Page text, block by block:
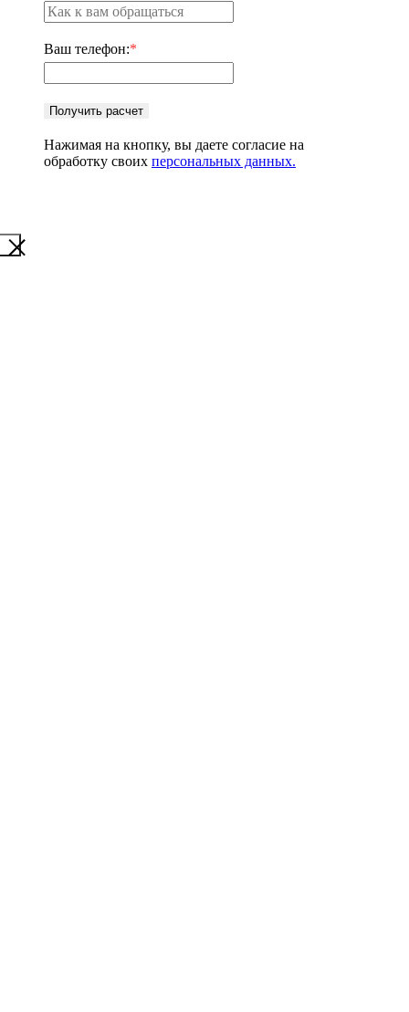
Ваш телефон:*
Получить расчет
Нажимая на кнопку, вы даете согласие на
обработку своих персональных данных.